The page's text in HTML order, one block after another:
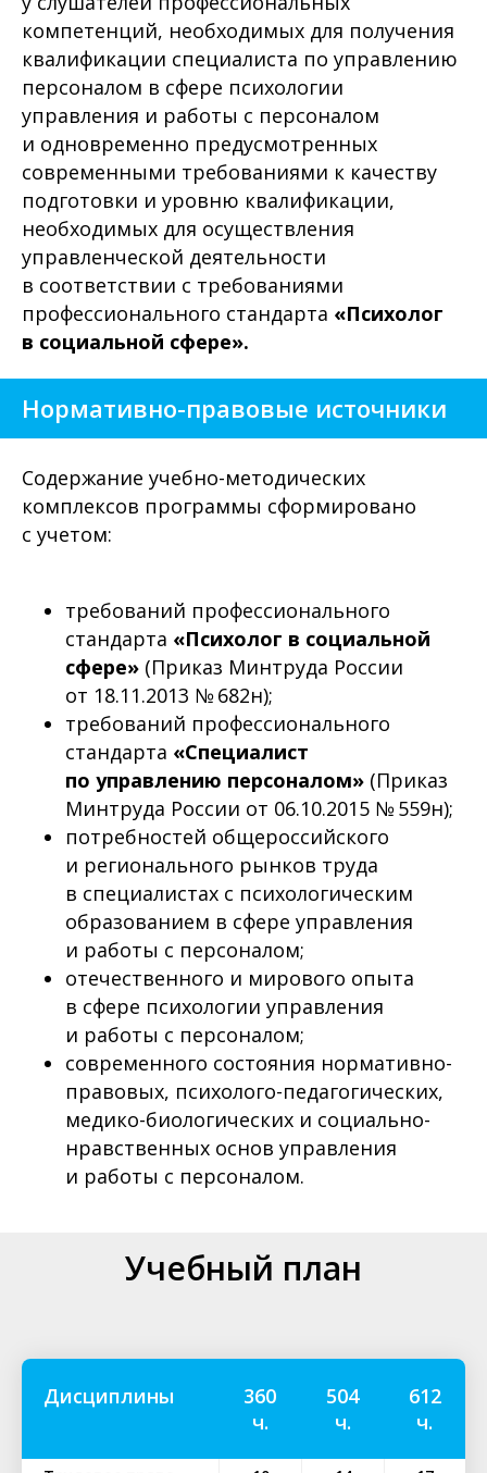
компетенций, необходимых для получения
квалификации специалиста по управлению
персоналом в сфере психологии
управления и работы с персоналом
и одновременно предусмотренных
современными требованиями к качеству
подготовки и уровню квалификации,
необходимых для осуществления
управленческой деятельности
в соответствии с требованиями
профессионального стандарта «Психолог
в социальной сфере».
Нормативно-правовые источники
Содержание учебно-методических
комплексов программы сформировано
с учетом:
требований профессионального
стандарта «Психолог в социальной
сфере» (Приказ Минтруда России
от 18.11.2013 № 682н);
требований профессионального
стандарта «Специалист
по управлению персоналом» (Приказ
Минтруда России от 06.10.2015 № 559н);
потребностей общероссийского
и регионального рынков труда
в специалистах с психологическим
образованием в сфере управления
и работы с персоналом;
отечественного и мирового опыта
в сфере психологии управления
и работы с персоналом;
современного состояния нормативно-
правовых, психолого-педагогических,
медико-биологических и социально-
нравственных основ управления
и работы с персоналом.
Учебный план
Дисциплины
360
ч.
504
ч.
612
ч.